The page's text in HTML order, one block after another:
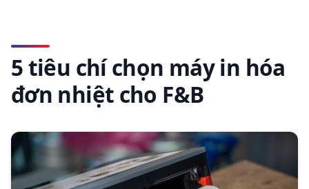
5 tiêu chí chọn máy in hóa
đơn nhiệt cho F&B